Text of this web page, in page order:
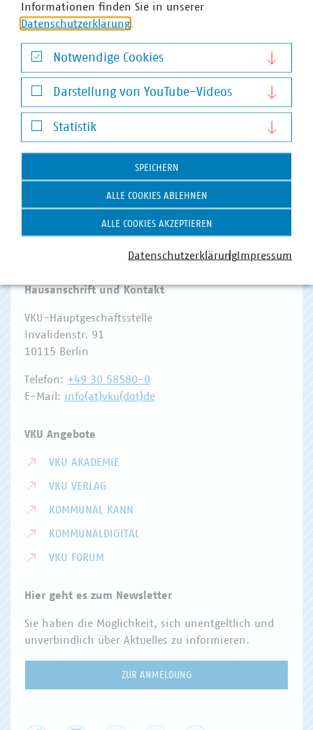
VKU-Bereiche
DIGITALISIERUNG/TK
Zum
Hausanschrift und Kontakt
VKU-Hauptgeschäftsstelle
Invalidenstr. 91
10115 Berlin
Telefon: +49 30 58580-0
E-Mail: info(at)vku(dot)de
VKU Angebote
VKU AKADEMIE
VKU VERLAG
KOMMUNAL KANN
KOMMUNALDIGITAL
VKU FORUM
Hier geht es zum Newsletter
Sie haben die Möglichkeit, sich unentgeltlich und
unverbindlich über Aktuelles zu informieren.
ZUR ANMELDUNG
Informationen finden Sie in unserer
Datenschutzerklärung
Notwendige Cookies
Notwendige Cookies
Darstellung von YouTube-Videos
Darstellung von YouTube-Videos
Statistik
Statistik
SPEICHERN
ALLE COOKIES ABLEHNEN
ALLE COOKIES AKZEPTIEREN
DatenschutzerklärungImpressum